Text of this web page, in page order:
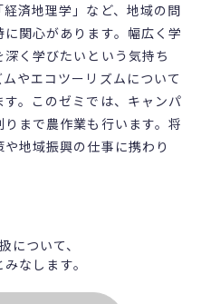
済地理学」など、地域の問
関心があります。幅広く学
く学びたいという気持ち
やエコツーリズムについて
。このゼミでは、キャンパ
まで農作業も行います。将
地域振興の仕事に携わり
について、
なします。